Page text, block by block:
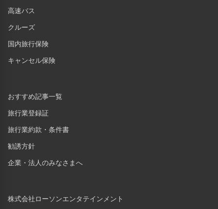
高速バス
クルーズ
国内旅行保険
キャンセル保険
おすすめ記事一覧
旅行業登録証
旅行業約款・条件書
勧誘方針
企業・法人のみなさまへ
株式会社ローソンエンタテインメント